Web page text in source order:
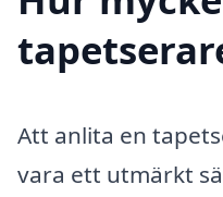
Att anlita en
vara ett utmärkt